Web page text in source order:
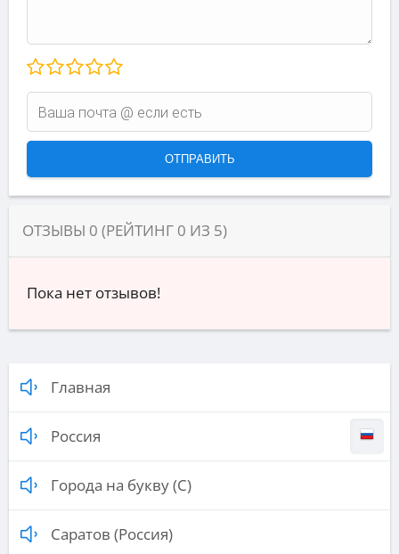
ОТЗЫВЫ 0 (РЕЙТИНГ 0 ИЗ 5)
Пока нет отзывов!
Главная
Россия
Города на букву (С)
Саратов (Россия)